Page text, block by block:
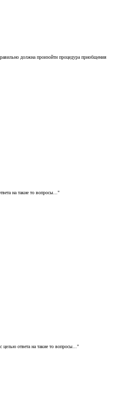
должна произойти процедура приобщения
на такие то вопросы..."
целью ответа на такие то вопросы..."